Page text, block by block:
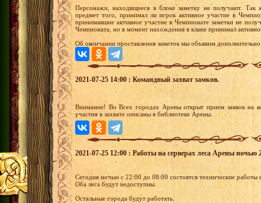
Персонажи, находящиеся в блоке заметку не получают. Так
предмет того, принимал ли игрок активное участие в
принимавшие активное участие в Чемпионате заметки не
Чемпионата, но в момент нахождения в клане принимал
Об окончании проставления заметок мы объявим
2021-07-25 14:00 : Командный захват замков.
Внимание! Во Всех городах Арены открыт прием заявок на
участия в захвате описаны в библиотеке Арены.
2021-07-25 12:00 : Работы на серверах леса Арены ночью
Сегодня ночью с 22:00 до 08:00 состоятся технические работы
Оба леса будут недоступны.
Остальные города будут работать.